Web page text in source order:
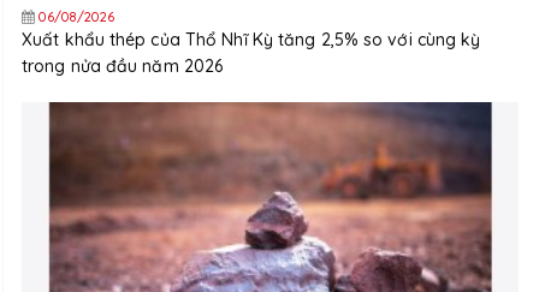
06/08/2026
Xuất khẩu thép của Thổ Nhĩ Kỳ tăng 2,5% so với cùng kỳ
trong nửa đầu năm 2026